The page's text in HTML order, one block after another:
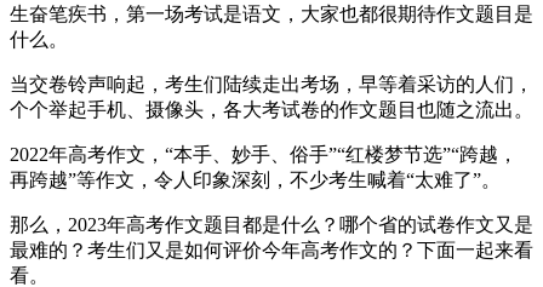
生奋笔疾书，第一场考试是语文，大家也都很期待作文题目是
什么。
当交卷铃声响起，考生们陆续走出考场，早等着采访的人们，
个个举起手机、摄像头，各大考试卷的作文题目也随之流出。
2022年高考作文，“本手、妙手、俗手”“红楼梦节选”“跨越，
再跨越”等作文，令人印象深刻，不少考生喊着“太难了”。
那么，2023年高考作文题目都是什么？哪个省的试卷作文又是
最难的？考生们又是如何评价今年高考作文的？下面一起来看
看。